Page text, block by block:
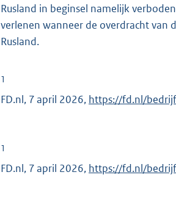
Rusland in beginsel namelijk
verlenen wanneer de overdracht van
Rusland.
1
FD.nl, 7 april 2026, E
r
https://fd.nl/
1
FD.nl, 7 april 2026, E
https://fd.nl/